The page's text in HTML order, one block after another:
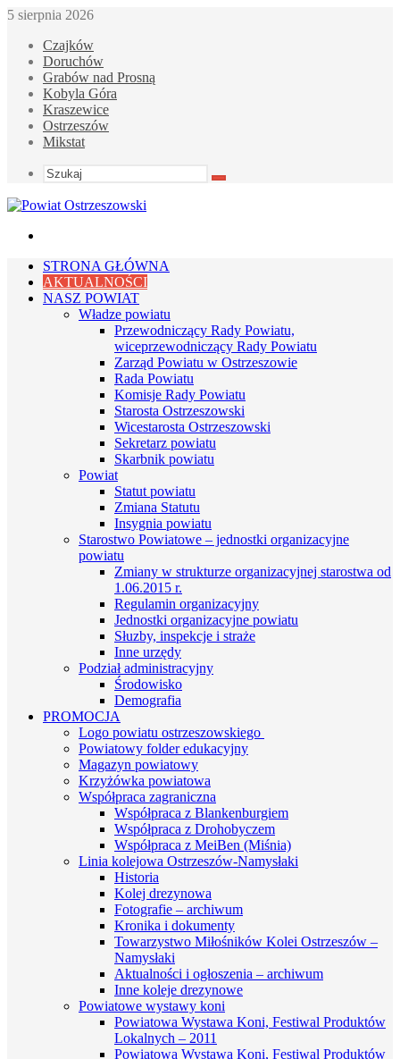
5 sierpnia 2026
Czajków
Doruchów
Grabów nad Prosną
Kobyla Góra
Kraszewice
Ostrzeszów
Mikstat
Szukaj
STRONA GŁÓWNA
AKTUALNOŚCI
NASZ POWIAT
Władze powiatu
Przewodniczący Rady Powiatu,
wiceprzewodniczący Rady Powiatu
Zarząd Powiatu w Ostrzeszowie
Rada Powiatu
Komisje Rady Powiatu
Starosta Ostrzeszowski
Wicestarosta Ostrzeszowski
Sekretarz powiatu
Skarbnik powiatu
Powiat
Statut powiatu
Zmiana Statutu
Insygnia powiatu
Starostwo Powiatowe – jednostki organizacyjne
powiatu
Zmiany w strukturze organizacyjnej starostwa od
1.06.2015 r.
Regulamin organizacyjny
Jednostki organizacyjne powiatu
Słuzby, inspekcje i straże
Inne urzędy
Podział administracyjny
Środowisko
Demografia
PROMOCJA
Logo powiatu ostrzeszowskiego
Powiatowy folder edukacyjny
Magazyn powiatowy
Krzyżówka powiatowa
Współpraca zagraniczna
Współpraca z Blankenburgiem
Współpraca z Drohobyczem
Współpraca z MeiBen (Miśnia)
Linia kolejowa Ostrzeszów-Namysłaki
Historia
Kolej drezynowa
Fotografie – archiwum
Kronika i dokumenty
Towarzystwo Miłośników Kolei Ostrzeszów –
Namysłaki
Aktualności i ogłoszenia – archiwum
Inne koleje drezynowe
Powiatowe wystawy koni
Powiatowa Wystawa Koni, Festiwal Produktów
Lokalnych – 2011
Powiatowa Wystawa Koni, Festiwal Produktów